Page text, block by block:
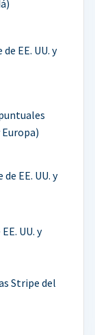
EE. UU. y
Europa)
EE. UU. y
UU. y
Stripe del